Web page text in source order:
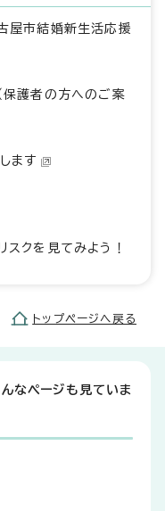
屋市結婚新生活応援
保護者の方へのご案
ます
クを見てみよう！
トップページへ戻る
なページも見ていま